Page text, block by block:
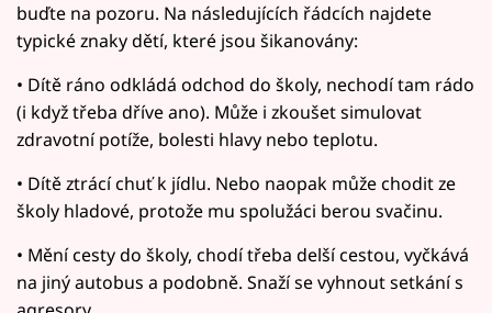
buďte na pozoru. Na následujících řádcích najdete
typické znaky dětí, které jsou šikanovány:
• Dítě ráno odkládá odchod do školy, nechodí tam rádo
(i když třeba dříve ano). Může i zkoušet simulovat
zdravotní potíže, bolesti hlavy nebo teplotu.
• Dítě ztrácí chuť k jídlu. Nebo naopak může chodit ze
školy hladové, protože mu spolužáci berou svačinu.
• Mění cesty do školy, chodí třeba delší cestou, vyčkává
na jiný autobus a podobně. Snaží se vyhnout setkání s